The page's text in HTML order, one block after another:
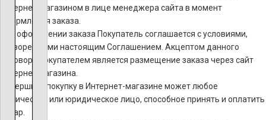
Интернет-магазином в лице менеджера сайта в момент
оформления заказа.
При оформлении заказа Покупатель соглашается с условиями,
оговоренными настоящим Соглашением. Акцептом данного
договора покупателем является размещение заказа через сайт
Интернет магазина.
Совершить покупку в Интернет-магазине может любое
физическое или юридическое лицо, способное принять и оплатить
товар.